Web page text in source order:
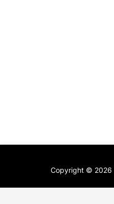
Copyright © 2026